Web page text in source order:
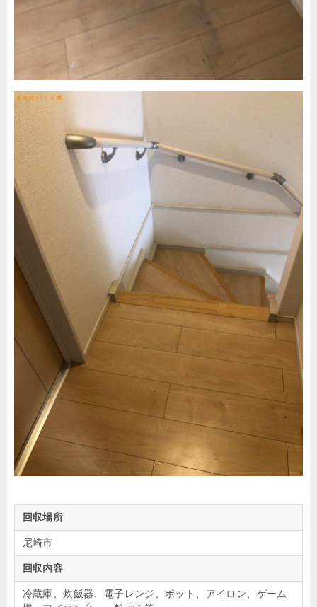
回収場所
尼崎市
回収内容
冷蔵庫、炊飯器、電子レンジ、ポット、アイロン、ゲーム